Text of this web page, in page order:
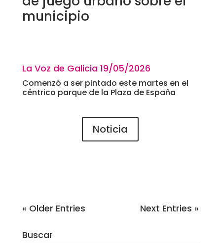
municipio
La Voz de Galicia 19/05/2026
Comenzó a ser pintado este martes en el
céntrico parque de la Plaza de España
Noticia
« Older Entries Next Entries »
Buscar